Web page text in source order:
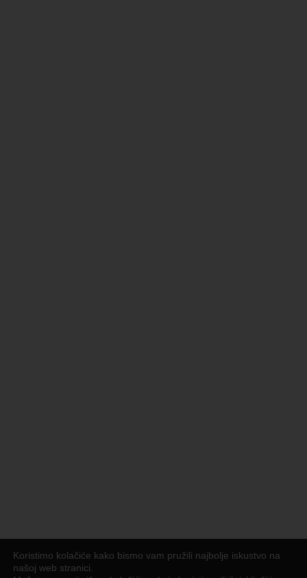
Koristimo kolačiće kako bismo vam pružili najbolje iskustvo na
našoj web stranici.